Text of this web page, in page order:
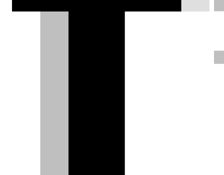
φωτογραφίζει τα αυτοκίνητά της. Με